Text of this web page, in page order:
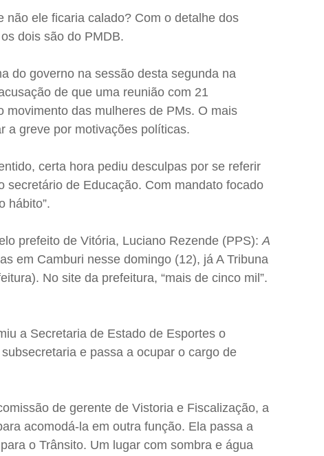
não ele ficaria calado? Com o detalhe dos
dois são do PMDB.
do governo na sessão desta segunda na
de que uma reunião com 21
movimento das mulheres de PMs. O mais
a greve por motivações políticas.
certa hora pediu desculpas por se referir
de Educação. Com mandato focado
hábito”.
prefeito de Vitória, Luciano Rezende (PPS):A
em Camburi nesse domingo (12), já A Tribuna
No site da prefeitura, “mais de cinco mil”.
a Secretaria de Estado de Esportes o
e passa a ocupar o cargo de
de gerente de Vistoria e Fiscalização, a
acomodá-la em outra função. Ela passa a
o Trânsito. Um lugar com sombra e água